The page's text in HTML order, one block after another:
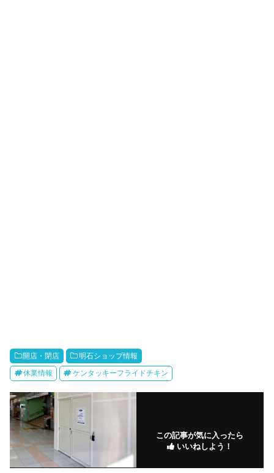
開店・閉店 明石ショップ情報
休業情報 ケンタッキーフライドチキン
この記事が気に入ったら
いいねしよう！